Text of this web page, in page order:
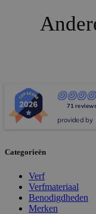
71
provided by
Categorieën
Verf
Verfmateriaal
Benodigdheden
Merken